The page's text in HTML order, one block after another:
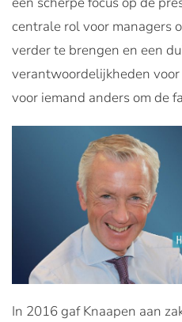
centrale rol voor managers
verder te brengen en een
verantwoordelijkheden
voor iemand anders om de
In 2016 gaf Knaapen aan